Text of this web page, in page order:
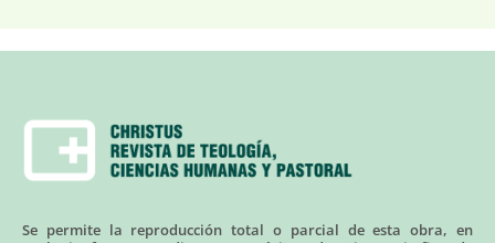
Se permite la reproducción total o parcial de esta obra, en